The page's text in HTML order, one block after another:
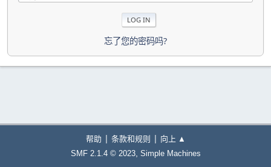
忘了您的密码吗?
帮助 | 条款和规则 | 向上 ▲
SMF 2.1.4 © 2023, Simple Machines